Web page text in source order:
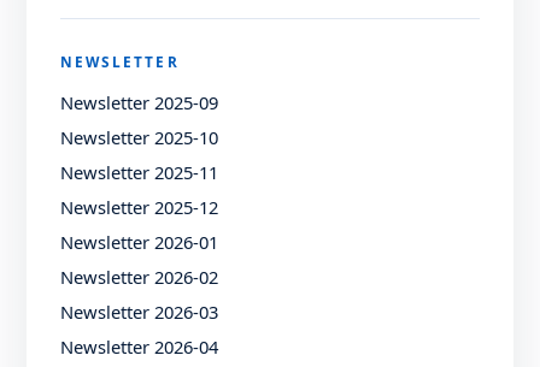
NEWSLETTER
Newsletter 2025-09
Newsletter 2025-10
Newsletter 2025-11
Newsletter 2025-12
Newsletter 2026-01
Newsletter 2026-02
Newsletter 2026-03
Newsletter 2026-04